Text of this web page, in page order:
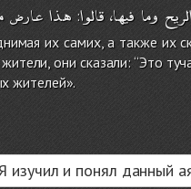
وما فيها،قالوا:هذاعارض
их самих, а также их
они сказали: ‘‘Это
жителей».
изучил и понял данный